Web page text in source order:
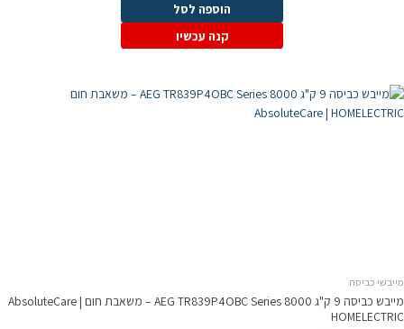
הוספה לסל
קנה עכשיו
מייבשי כביסה
מייבש כביסה 9 ק"ג AEG TR839P4OBC Series 8000 – משאבת חום AbsoluteCare |
HOMELECTRIC